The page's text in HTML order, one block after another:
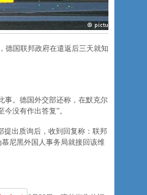
德国联邦政府在遣返后三天就知
事。德国外交部还称，在默克尔
没有作出答复”。
提出质询后，收到回复称：联邦
尼黑外国人事务局就接回该维